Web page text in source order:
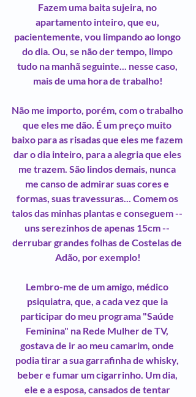
Fazem uma baita sujeira, no
apartamento inteiro, que eu,
pacientemente, vou limpando ao longo
do dia. Ou, se não der tempo, limpo
tudo na manhã seguinte... nesse caso,
mais de uma hora de trabalho!
Não me importo, porém, com o trabalho
que eles me dão. É um preço muito
baixo para as risadas que eles me fazem
dar o dia inteiro, para a alegria que eles
me trazem. São lindos demais, nunca
me canso de admirar suas cores e
formas, suas travessuras... Comem os
talos das minhas plantas e conseguem --
uns serezinhos de apenas 15cm --
derrubar grandes folhas de Costelas de
Adão, por exemplo!
Lembro-me de um amigo, médico
psiquiatra, que, a cada vez que ia
participar do meu programa "Saúde
Feminina" na Rede Mulher de TV,
gostava de ir ao meu camarim, onde
podia tirar a sua garrafinha de whisky,
beber e fumar um cigarrinho. Um dia,
ele e a esposa, cansados de tentar